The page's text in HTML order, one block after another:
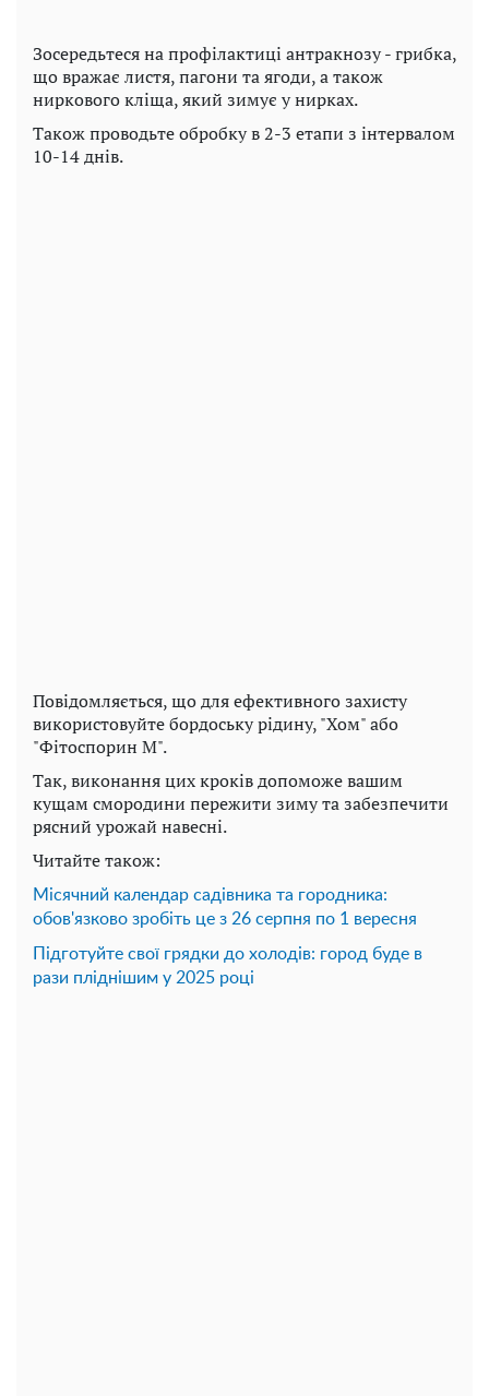
Зосередьтеся на профілактиці антракнозу - грибка,
що вражає листя, пагони та ягоди, а також
ниркового кліща, який зимує у нирках.
Також проводьте обробку в 2-3 етапи з інтервалом
10-14 днів.
Повідомляється, що для ефективного захисту
використовуйте бордоську рідину, "Хом" або
"Фітоспорин М".
Так, виконання цих кроків допоможе вашим
кущам смородини пережити зиму та забезпечити
рясний урожай навесні.
Читайте також:
Місячний календар садівника та городника:
обов'язково зробіть це з 26 серпня по 1 вересня
Підготуйте свої грядки до холодів: город буде в
рази пліднішим у 2025 році